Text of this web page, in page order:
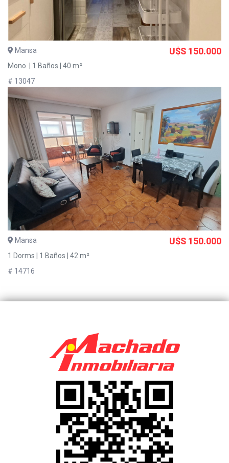
Mansa U$S 150.000
Mono. | 1 Baños | 40 m²
# 13047
Mansa U$S 150.000
1 Dorms | 1 Baños | 42 m²
# 14716